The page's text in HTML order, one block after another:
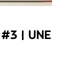
#3 | UNE